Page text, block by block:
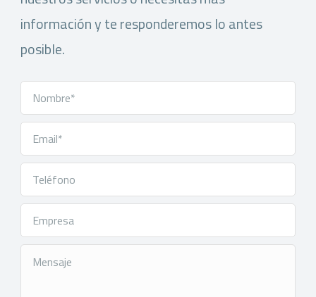
información y te responderemos lo antes
posible.